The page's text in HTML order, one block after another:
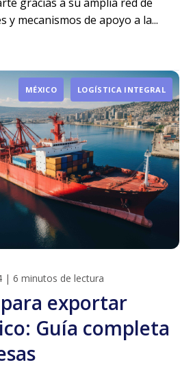
y mecanismos de apoyo a la...
MÉXICO LOGÍSTICA INTEGRAL
| 6 minutos de lectura
exportar
Guía completa